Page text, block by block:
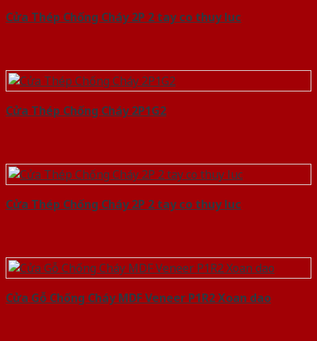
Cửa Thép Chống Cháy 2P 2 tay co thuy luc
Cửa Thép Chống Cháy 2P1G2
Cửa Thép Chống Cháy 2P 2 tay co thuy luc
Cửa Gỗ Chống Cháy MDF Veneer P1R2 Xoan dao